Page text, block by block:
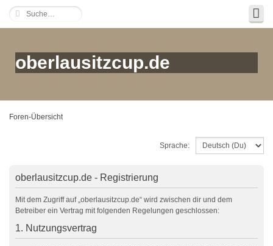
oberlausitzcup.de
Foren-Übersicht
Sprache:
oberlausitzcup.de - Registrierung
Mit dem Zugriff auf „oberlausitzcup.de“ wird zwischen dir und dem
Betreiber ein Vertrag mit folgenden Regelungen geschlossen:
1. Nutzungsvertrag